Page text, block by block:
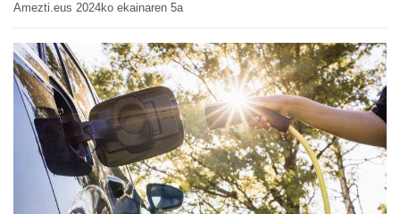
Amezti.eus 2024ko ekainaren 5a